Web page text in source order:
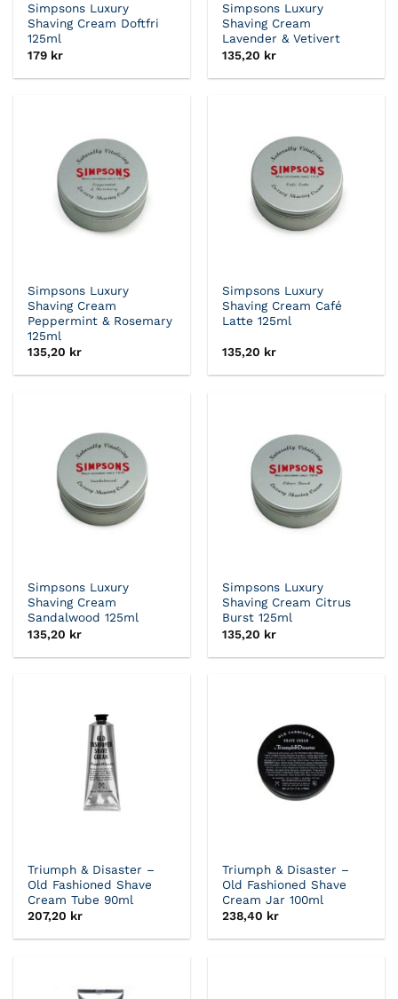
Simpsons Luxury
Shaving Cream Doftfri
125ml
179 kr
Simpsons Luxury
Shaving Cream
Lavender & Vetivert
135,20 kr
Simpsons Luxury
Shaving Cream
Peppermint & Rosemary
125ml
135,20 kr
Simpsons Luxury
Shaving Cream Café
Latte 125ml
135,20 kr
Simpsons Luxury
Shaving Cream
Sandalwood 125ml
135,20 kr
Simpsons Luxury
Shaving Cream Citrus
Burst 125ml
135,20 kr
Triumph & Disaster –
Old Fashioned Shave
Cream Tube 90ml
207,20 kr
Triumph & Disaster –
Old Fashioned Shave
Cream Jar 100ml
238,40 kr